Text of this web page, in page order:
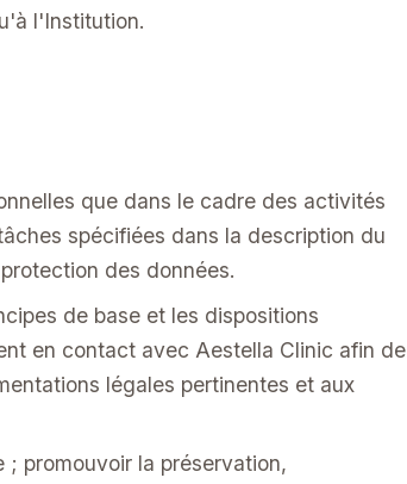
l'Institution.
que dans le cadre des activités
spécifiées dans la description du
des données.
de base et les dispositions
en contact avec Aestella Clinic afin de
légales pertinentes et aux
promouvoir la préservation,